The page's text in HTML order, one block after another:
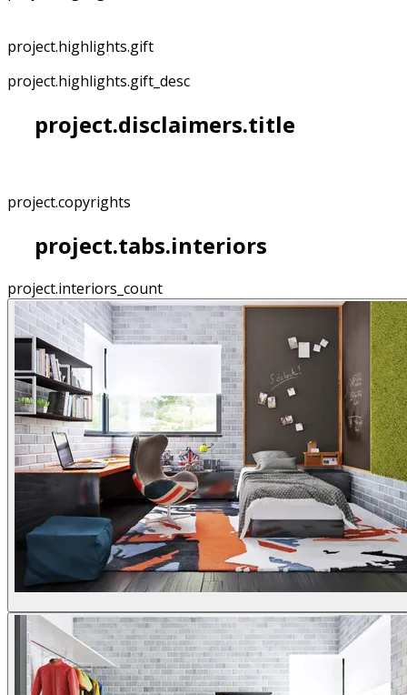
project.highlights.gift
project.highlights.gift_desc
project.disclaimers.title
project.copyrights
project.tabs.interiors
project.interiors_count